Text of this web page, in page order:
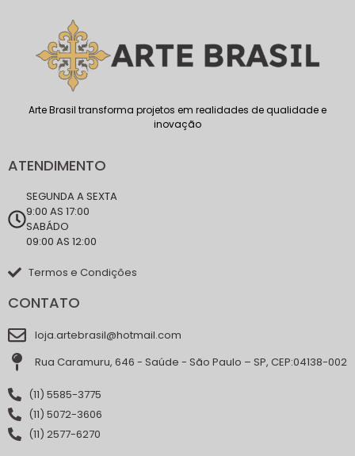
Arte Brasil transforma projetos em realidades de qualidade e
inovação
ATENDIMENTO
SEGUNDA A SEXTA
9:00 AS 17:00
SABÁDO
09:00 AS 12:00
Termos e Condições
CONTATO
loja.artebrasil@hotmail.com
Rua Caramuru, 646 - Saúde - São Paulo – SP, CEP:04138-002
(11) 5585-3775
(11) 5072-3606
(11) 2577-6270